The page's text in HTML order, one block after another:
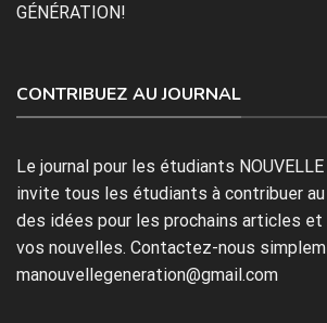
GÉNÉRATION!
CONTRIBUEZ AU JOURNAL
Le journal pour les étudiants NOUVELLE
invite tous les étudiants à contribuer au
des idées pour les prochains articles
vos nouvelles. Contactez-nous
manouvellegeneration@gmail.com